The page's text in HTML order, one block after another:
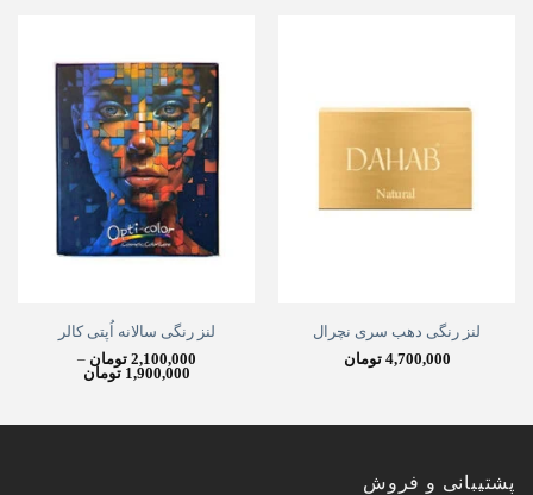
لنز رنگی دهب سری نچرال
4,700,000 تومان
لنز رنگی سالانه اُپتی کالر
2,100,000 تومان –
1,900,000 تومان
2,100,000 تومان
پشتیبانی و فروش